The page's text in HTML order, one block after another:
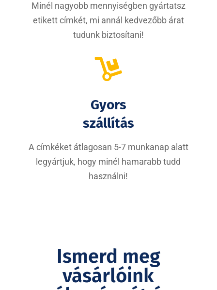
Minél nagyobb mennyiségben gyártatsz
etikett címkét, mi annál kedvezőbb árat
tudunk biztosítani!

Gyors
szállítás
A címkéket átlagosan 5-7 munkanap alatt
legyártjuk, hogy minél hamarabb tudd
használni!
Ismerd meg
vásárlóink